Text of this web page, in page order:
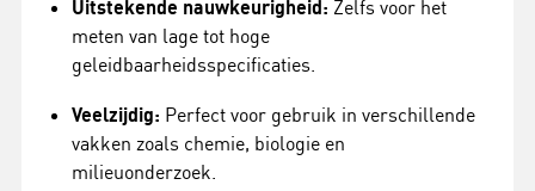
Uitstekende nauwkeurigheid: Zelfs voor het
meten van lage tot hoge
geleidbaarheidsspecificaties.
Veelzijdig: Perfect voor gebruik in verschillende
vakken zoals chemie, biologie en
milieuonderzoek.